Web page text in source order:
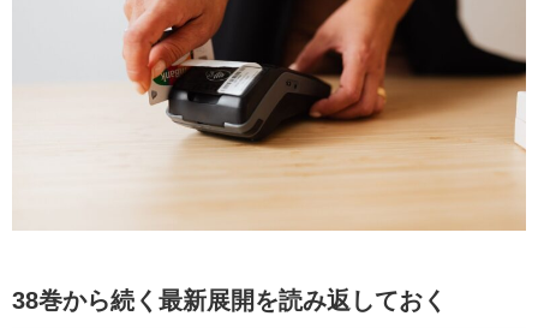
38巻から続く最新展開を読み返しておく